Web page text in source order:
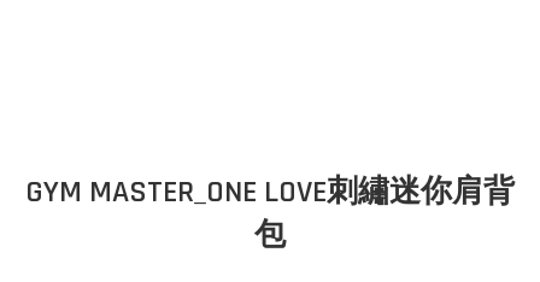
GYM MASTER_ONE LOVE刺繡迷你肩背
包